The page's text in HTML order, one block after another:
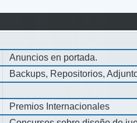
Anuncios en portada.
Backups, Repositorios,
Premios Internacionales